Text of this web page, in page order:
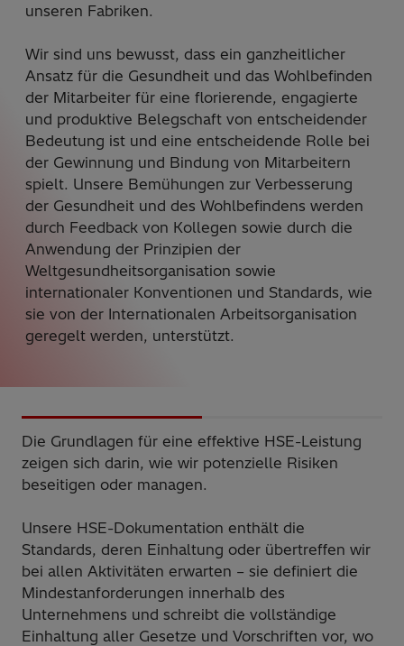
unseren Fabriken.
Wir sind uns bewusst, dass ein ganzheitlicher
Ansatz für die Gesundheit und das Wohlbefinden
der Mitarbeiter für eine florierende, engagierte
und produktive Belegschaft von entscheidender
Bedeutung ist und eine entscheidende Rolle bei
der Gewinnung und Bindung von Mitarbeitern
spielt. Unsere Bemühungen zur Verbesserung
der Gesundheit und des Wohlbefindens werden
durch Feedback von Kollegen sowie durch die
Anwendung der Prinzipien der
Weltgesundheitsorganisation sowie
internationaler Konventionen und Standards, wie
sie von der Internationalen Arbeitsorganisation
geregelt werden, unterstützt.
Die Grundlagen für eine effektive HSE-Leistung
zeigen sich darin, wie wir potenzielle Risiken
beseitigen oder managen.
Unsere HSE-Dokumentation enthält die
Standards, deren Einhaltung oder übertreffen wir
bei allen Aktivitäten erwarten – sie definiert die
Mindestanforderungen innerhalb des
Unternehmens und schreibt die vollständige
Einhaltung aller Gesetze und Vorschriften vor, wo